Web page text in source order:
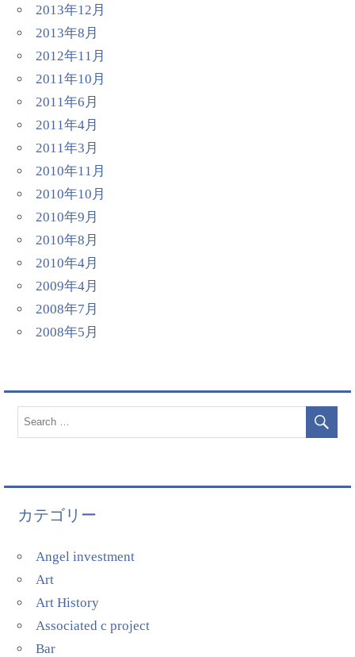
2013年12月
2013年8月
2012年11月
2011年10月
2011年6月
2011年4月
2011年3月
2010年11月
2010年10月
2010年9月
2010年8月
2010年4月
2009年4月
2008年7月
2008年5月
カテゴリー
Angel investment
Art
Art History
Associated c project
Bar